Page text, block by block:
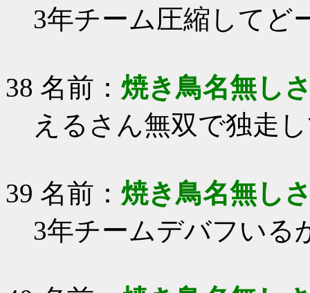
3年チーム圧縮してど
38 名前： 焼き鳥名無し
えるさん無双で独走
39 名前： 焼き鳥名無し
3年チームデバフいる